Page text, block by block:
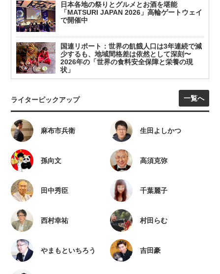
日本各地の祭りとグルメとお酒を堪能
「MATSURI JAPAN 2026」高輪ゲートウェイ
で開催中
国連リポート：世界の飢餓人口は3年連続で減
少するも、地域間格差は依然として深刻〜
2026年の「世界の食料安全保障と栄養の現
状」
ライターピックアップ 一覧へ
麻布市兵衛 生田よしかつ
孫向文 高須克弥
田中秀臣 千葉麗子
西村幸祐 村田らむ
やまもといちろう 吉田豪